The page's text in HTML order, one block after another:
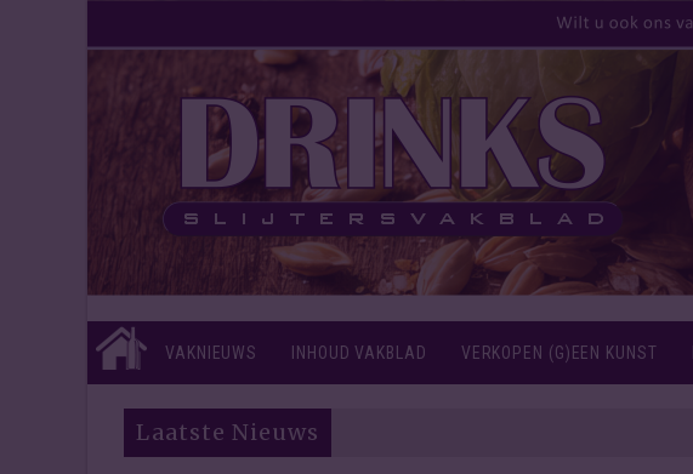
VAKNIEUWS INHOUD VAKBLAD VERKOPEN (G)EEN KUNST
Laatste Nieuws